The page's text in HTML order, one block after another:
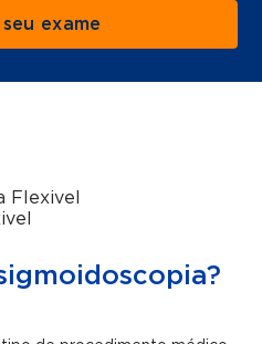
exame
Flexivel